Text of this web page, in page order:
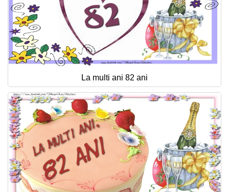
La multi ani 82 ani